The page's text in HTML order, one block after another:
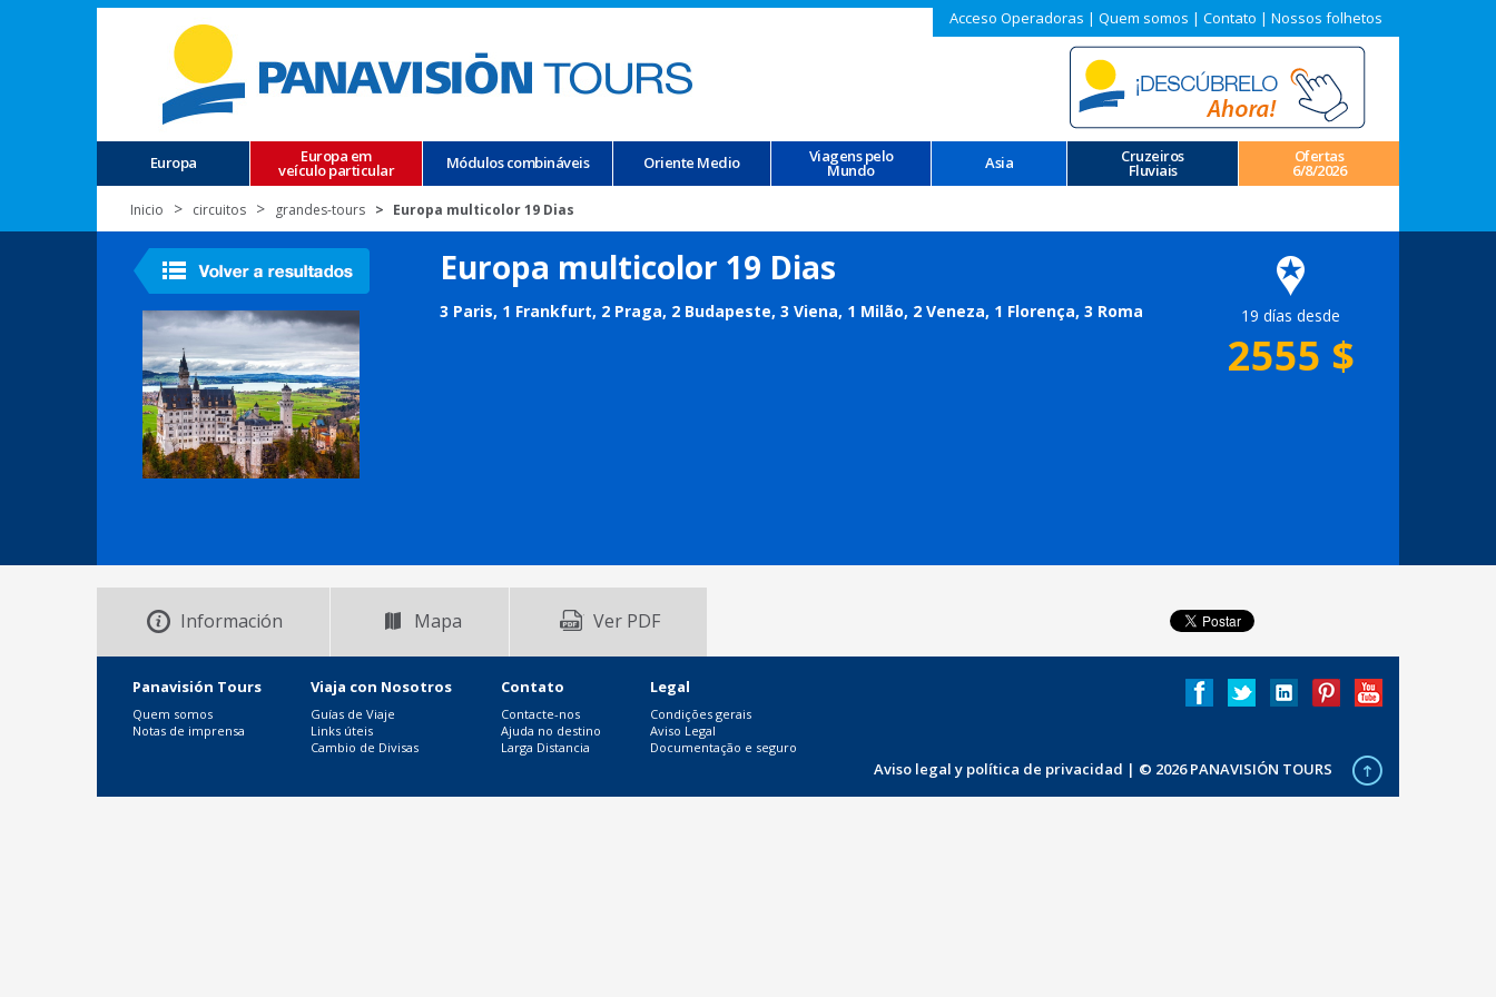
Acceso Operadoras | Quem somos | Contato | Nossos folhetos
Europa Europa em
veículo particular Módulos combináveis Oriente Medio Viagens pelo
Mundo Asia Cruzeiros
Fluviais
Ofertas
6/8/2026
Inicio circuitos grandes-tours Europa multicolor 19 Dias
Europa multicolor 19 Dias
3 Paris, 1 Frankfurt, 2 Praga, 2 Budapeste, 3 Viena, 1 Milão, 2 Veneza, 1 Florença, 3 Roma 19 días desde
2555 $
Información Mapa Ver PDF
Panavisión Tours
Quem somos
Notas de imprensa
Viaja con Nosotros
Guías de Viaje
Links úteis
Cambio de Divisas
Contato
Contacte-nos
Ajuda no destino
Larga Distancia
Legal
Condições gerais
Aviso Legal
Documentação e seguro
Aviso legal y política de privacidad | © 2026 PANAVISIÓN TOURS